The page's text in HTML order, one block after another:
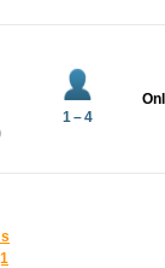
1 – 4